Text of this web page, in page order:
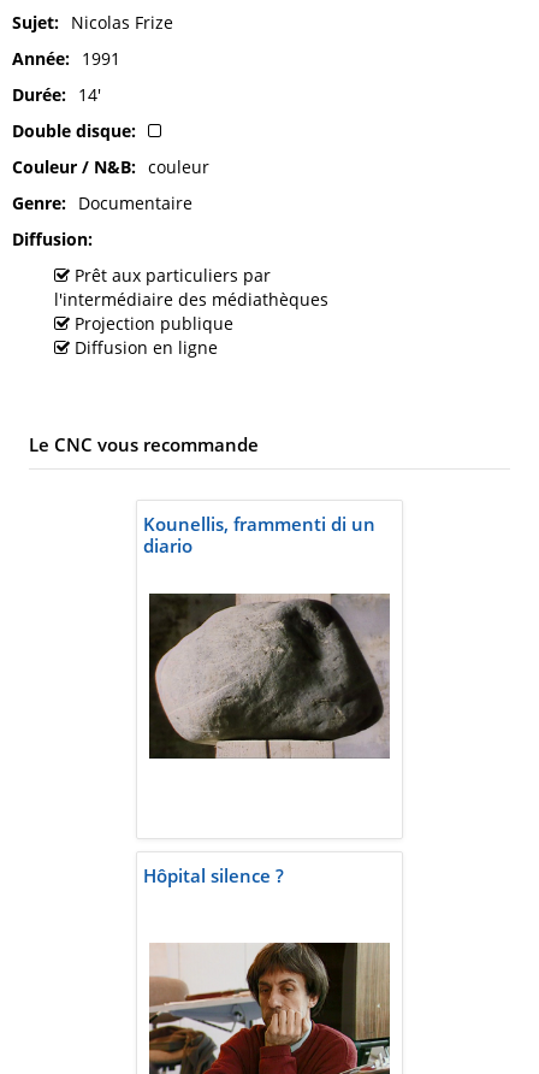
Sujet
Nicolas Frize
Année
1991
Durée
14'
Double disque
Couleur / N&B
couleur
Genre
Documentaire
Diffusion
Prêt aux particuliers par
l'intermédiaire des médiathèques
Projection publique
Diffusion en ligne
Le CNC vous recommande
Kounellis, frammenti di un
diario
Hôpital silence ?